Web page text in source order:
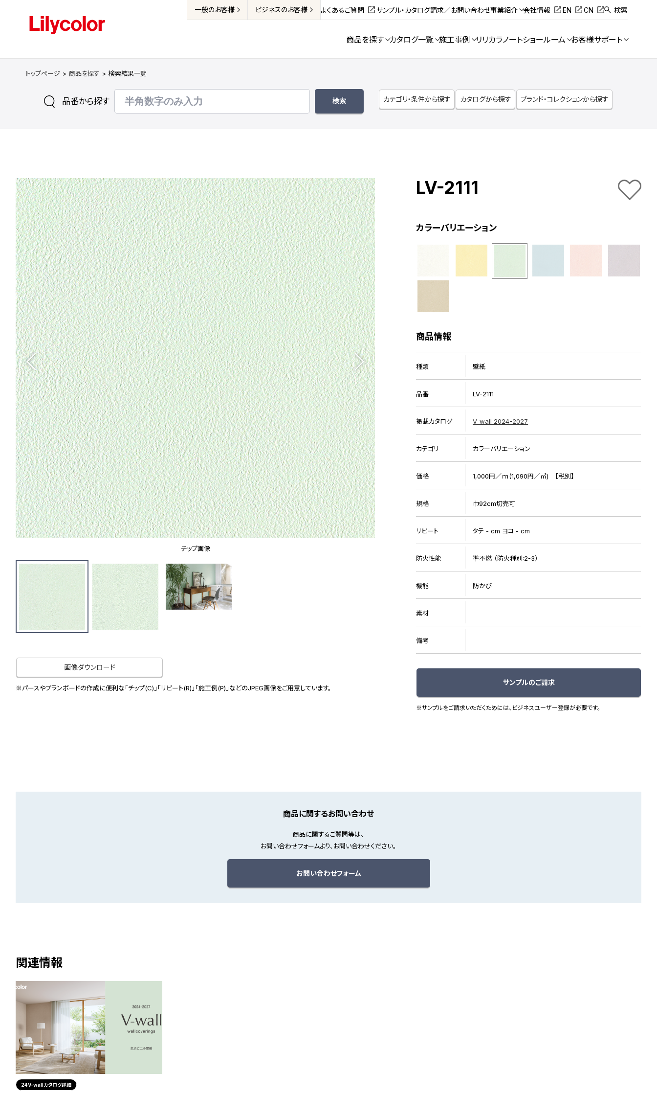
一般のお客様 ビジネスのお客様 よくあるご質問 サンプル・カタログ請求／お問い合わせ事業紹介 会社情報 EN CN 検索
商品を探す カタログ一覧 施工事例 リリカラノートショールーム お客様サポート
トップページ 商品を探す 検索結果一覧
品番から探す カテゴリ・条件から探す カタログから探す ブランド・コレクションから探す
チップ画像
画像ダウンロード
※パースやプランボードの作成に便利な「チップ(C)」「リピート(R)」「施工例(P)」などのJPEG画像をご用意しています。
LV-2111
カラーバリエーション
商品情報
種類 壁紙
品番 LV-2111
掲載カタログ V-wall 2024-2027
カテゴリ カラーバリエーション
価格 1,000円／ｍ(1,090円／㎡) 【税別】
規格 巾92cm切売可
リピート タテ - cm ヨコ - cm
防火性能 準不燃 （防火種別:2-3）
機能 防かび
素材
備考
サンプルのご請求
※サンプルをご請求いただくためには、ビジネスユーザー登録が必要です。
商品に関するお問い合わせ
商品に関するご質問等は、
お問い合わせフォームより、お問い合わせください。
お問い合わせフォーム
関連情報
24V-wallカタログ詳細